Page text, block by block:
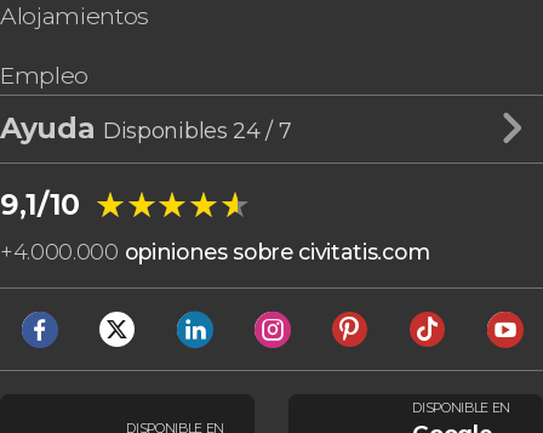
Alojamientos
Empleo
Ayuda Disponibles 24 / 7
9,1/10 ★★★★★
★★★★★
+4.000.000 opiniones sobre civitatis.com
DISPONIBLE EN
DISPONIBLE EN